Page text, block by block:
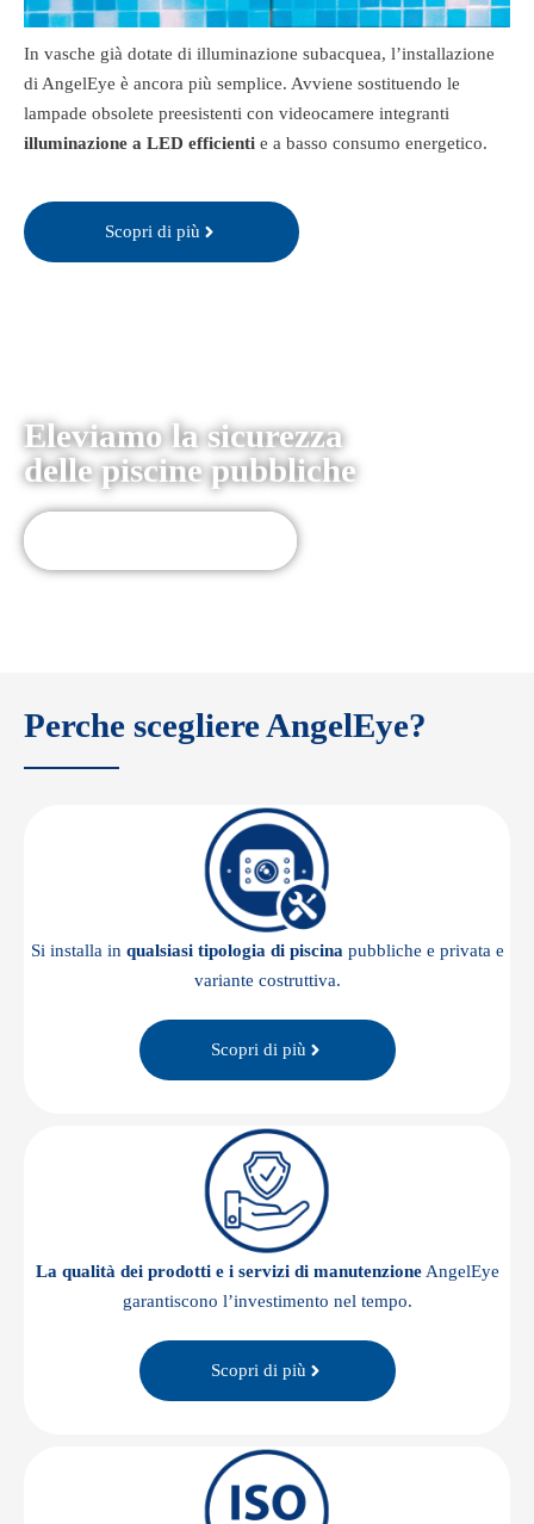
In vasche già dotate di illuminazione subacquea, l’installazione
di AngelEye è ancora più semplice. Avviene sostituendo le
lampade obsolete preesistenti con videocamere integranti
illuminazione a LED efficienti e a basso consumo energetico.
Scopri di più
Eleviamo la sicurezza
delle piscine pubbliche
Perche scegliere AngelEye?
Si installa in qualsiasi tipologia di piscina pubbliche e privata e
variante costruttiva.
Scopri di più
La qualità dei prodotti e i servizi di manutenzioneAngelEye
garantiscono l’investimento nel tempo.
Scopri di più